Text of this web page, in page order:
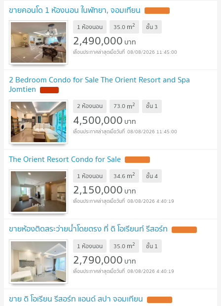
ขายคอนโด 1 ห้องนอน ในพัทยา, จอมเทียน
1 ห้องนอน 35.0 m2 ชั้น 3
2,490,000 บาท
08/08/2026 11:45:00
2 Bedroom Condo for Sale The Orient Resort and Spa
Jomtien
2 ห้องนอน 73.0 m2 ชั้น 1
4,500,000 บาท
08/08/2026 11:45:00
The Orient Resort Condo for Sale
1 ห้องนอน 34.6 m2 ชั้น4
2,150,000 บาท
08/08/2026 4:40:19
ขายห้องติดสระว่ายน้ำโดยตรง ที่ ดิ โอเรียนท์ รีสอร์ท
1 ห้องนอน 35.0 m2 ชั้น 1
2,790,000 บาท
08/08/2026 4:40:19
ขาย ดิ โอเรียน รีสอร์ท แอนด์ สปา จอมเทียน